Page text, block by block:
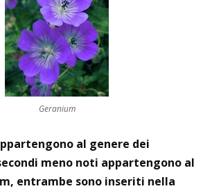
Geranium
al genere dei
meno noti appartengono al
entrambe sono inseriti nella